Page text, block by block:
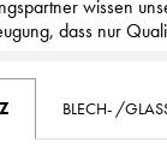
wissen
dass nur
BLECH- /